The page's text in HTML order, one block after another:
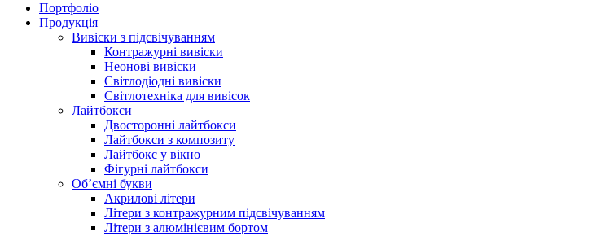
Портфоліо
Продукція
Вивіски з підсвічуванням
Контражурні вивіски
Неонові вивіски
Світлодіодні вивіски
Світлотехніка для вивісок
Лайтбокси
Двосторонні лайтбокси
Лайтбокси з композиту
Лайтбокс у вікно
Фігурні лайтбокси
Об’ємні букви
Акрилові літери
Літери з контражурним підсвічуванням
Літери з алюмінієвим бортом